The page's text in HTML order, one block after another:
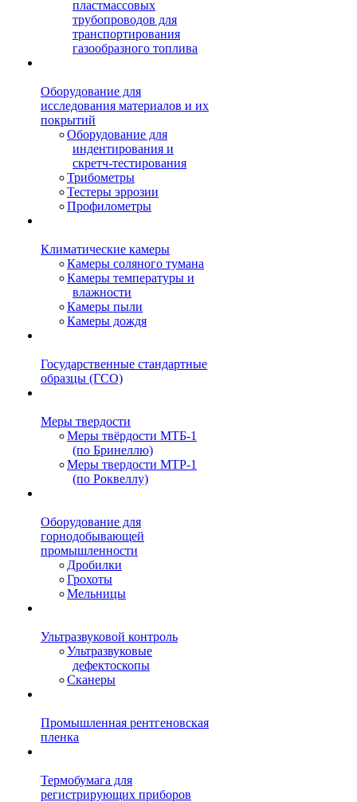
пластмассовых
трубопроводов для
транспортирования
газообразного топлива
Оборудование для
исследования материалов и их
покрытий
Оборудование для
индентирования и
скретч-тестирования
Трибометры
Тестеры эррозии
Профилометры
Климатические камеры
Камеры соляного тумана
Камеры температуры и
влажности
Камеры пыли
Камеры дождя
Государственные стандартные
образцы (ГСО)
Меры твердости
Меры твёрдости МТБ-1
(по Бринеллю)
Меры твердости МТР-1
(по Роквеллу)
Оборудование для
горнодобывающей
промышленности
Дробилки
Грохоты
Мельницы
Ультразвуковой контроль
Ультразвуковые
дефектоскопы
Сканеры
Промышленная рентгеновская
пленка
Термобумага для
регистрирующих приборов